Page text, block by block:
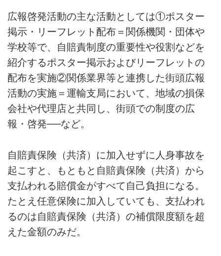
広報啓発活動の主な活動としては①ポスター
掲示・リーフレット配布＝関係機関・団体や
学校等で、自賠責制度の重要性や役割などを
紹介するポスター掲示およびリーフレットの
配布を実施②関係業界等と連携した街頭広報
活動の実施＝運輸支局において、地域の損保
会社や代理店と共同し、街頭での制度の広
報・啓発──など。
自賠責保険（共済）に加入せずに人身事故を
起こすと、もともと自賠責保険（共済）から
支払われる賠償金がすべて自己負担になる。
たとえ任意保険に加入していても、支払われ
るのは自賠責保険（共済）の補償限度額を超
えた金額のみだ。